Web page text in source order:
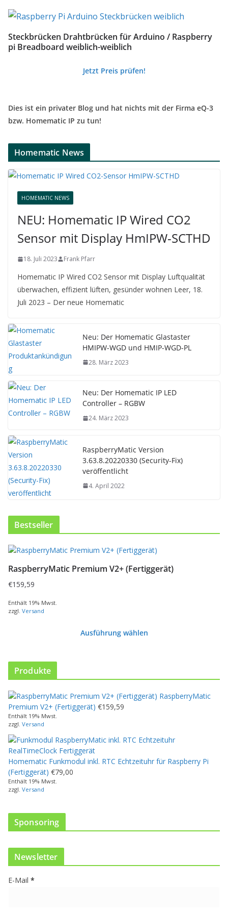
Steckbrücken Drahtbrücken für Arduino / Raspberry
pi Breadboard weiblich-weiblich
Jetzt Preis prüfen!
Dies ist ein privater Blog und hat nichts mit der Firma eQ-3
bzw. Homematic IP zu tun!
Homematic News
HOMEMATIC NEWS
NEU: Homematic IP Wired CO2
Sensor mit Display HmIPW-SCTHD
18. Juli 2023 Frank Pfarr
Homematic IP Wired CO2 Sensor mit Display Luftqualität
überwachen, effizient lüften, gesünder wohnen Leer, 18.
Juli 2023 – Der neue Homematic
Neu: Der Homematic Glastaster
HMIPW-WGD und HMIP-WGD-PL
28. März 2023
Neu: Der Homematic IP LED
Controller – RGBW
24. März 2023
RaspberryMatic Version
3.63.8.20220330 (Security-Fix)
veröffentlicht
4. April 2022
Bestseller
RaspberryMatic Premium V2+ (Fertiggerät)
€159,59
Enthält 19% Mwst.
zzgl. Versand
Ausführung wählen
D
e
s
s
P
t
w
e
i
s
m
e
h
r
e
V
i
t
Produkte
RaspberryMatic
Premium V2+ (Fertiggerät) €159,59
Enthält 19% Mwst.
zzgl. Versand
Homematic Funkmodul inkl. RTC Echtzeituhr für Raspberry Pi
(Fertiggerät) €79,00
Enthält 19% Mwst.
zzgl. Versand
Sponsoring
Newsletter
E-Mail *